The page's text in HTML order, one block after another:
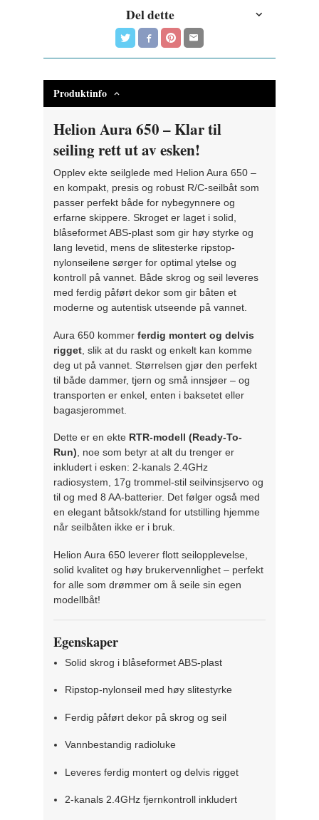
Del dette
Produktinfo
Helion Aura 650 – Klar til
seiling rett ut av esken!
Opplev ekte seilglede med Helion Aura 650 –
en kompakt, presis og robust R/C-seilbåt som
passer perfekt både for nybegynnere og
erfarne skippere. Skroget er laget i solid,
blåseformet ABS-plast som gir høy styrke og
lang levetid, mens de slitesterke ripstop-
nylonseilene sørger for optimal ytelse og
kontroll på vannet. Både skrog og seil leveres
med ferdig påført dekor som gir båten et
moderne og autentisk utseende på vannet.
Aura 650 kommerferdig montert og delvis
rigget , slik at du raskt og enkelt kan komme
deg ut på vannet. Størrelsen gjør den perfekt
til både dammer, tjern og små innsjøer – og
transporten er enkel, enten i baksetet eller
bagasjerommet.
Dette er en ekte RTR-modell (Ready-To-
Run) , noe som betyr at alt du trenger er
inkludert i esken: 2-kanals 2.4GHz
radiosystem, 17g trommel-stil seilvinsjservo og
til og med 8 AA-batterier. Det følger også med
en elegant båtsokk/stand for utstilling hjemme
når seilbåten ikke er i bruk.
Helion Aura 650 leverer flott seilopplevelse,
solid kvalitet og høy brukervennlighet – perfekt
for alle som drømmer om å seile sin egen
modellbåt!
Egenskaper
Solid skrog i blåseformet ABS-plast
Ripstop-nylonseil med høy slitestyrke
Ferdig påført dekor på skrog og seil
Vannbestandig radioluke
Leveres ferdig montert og delvis rigget
2-kanals 2.4GHz fjernkontroll inkludert